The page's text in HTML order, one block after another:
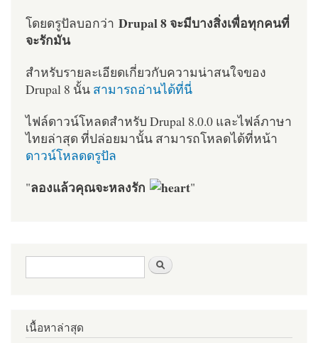
โดยดรูปัลบอกว่า Drupal 8 จะมีบางสิ่งเพื่อทุกคนที่
จะรักมัน
สำหรับรายละเอียดเกี่ยวกับความน่าสนใจของ
Drupal 8 นั้น สามารถอ่านได้ที่นี่
ไฟล์ดาวน์โหลดสำหรับ Drupal 8.0.0 และไฟล์ภาษา
ไทยล่าสุด ที่ปล่อยมานั้น สามารถโหลดได้ที่หน้า
ดาวน์โหลดดรูปัล
"ลองแล้วคุณจะหลงรัก "
ฟอร์มค้นหา
เนื้อหาล่าสุด